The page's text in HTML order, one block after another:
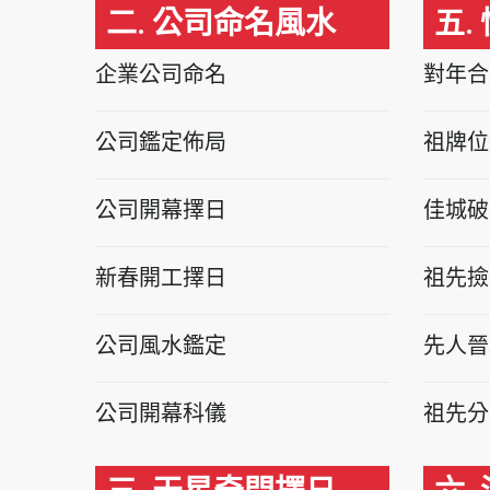
二. 公司命名風水
企業公司命名
公司鑑定佈局
公司開幕擇日
新春開工擇日
公司風水鑑定
公司開幕科儀
五.
對年
祖牌
佳城
祖先
先人
祖先